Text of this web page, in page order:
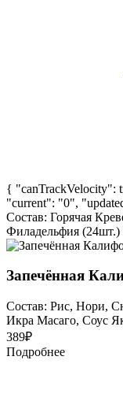
{ "canTrackVelocity":
"current": "0",
Состав: Горячая
Филадельфия
Запечённая
Состав: Рис, Нори,
Икра Масаго, Соус
389₽
Подробнее